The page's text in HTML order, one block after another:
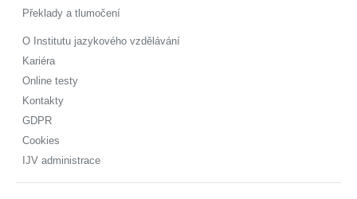
Překlady a tlumočení
O Institutu jazykového vzdělávání
Kariéra
Online testy
Kontakty
GDPR
Cookies
IJV administrace